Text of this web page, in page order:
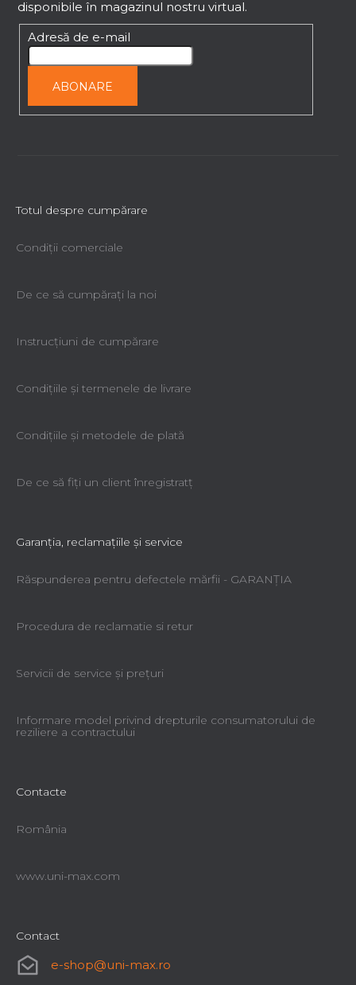
disponibile în magazinul nostru virtual.
Adresă de e-mail
ABONARE
Totul despre cumpărare
Condiții comerciale
De ce să cumpăraţi la noi
Instrucțiuni de cumpărare
Condiţiile şi termenele de livrare
Condiţiile şi metodele de plată
De ce să fiţi un client înregistratţ
Garanţia, reclamaţiile şi service
Răspunderea pentru defectele mărfii - GARANŢIA
Procedura de reclamatie si retur
Servicii de service şi preţuri
Informare model privind drepturile consumatorului de
reziliere a contractului
Contacte
România
www.uni-max.com
Contact
e-shop@uni-max.ro